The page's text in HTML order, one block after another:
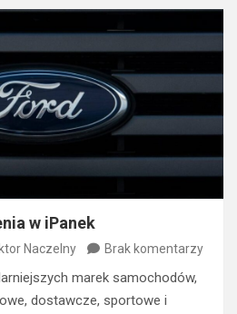
w iPanek
Naczelny Brak komentarzy
marek samochodów,
dostawcze, sportowe i